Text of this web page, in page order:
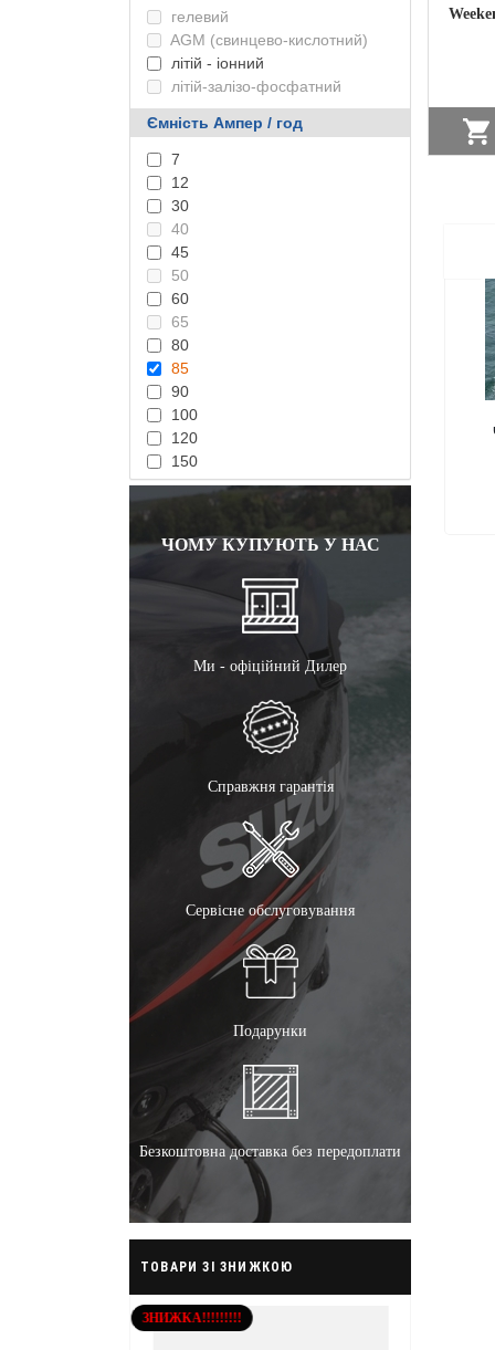
гелевий
AGM (свинцево-кислотний)
літій - іонний
літій-залізо-фосфатний
Ємність Ампер / год
7
12
30
40
45
50
60
65
80
85
90
100
120
150
ЧОМУ КУПУЮТЬ У НАС
Ми - офіційний Дилер
Справжня гарантія
Сервісне обслуговування
Подарунки
Безкоштовна доставка без передоплати
ТОВАРИ ЗІ ЗНИЖКОЮ
ЗНИЖКА!!!!!!!!!